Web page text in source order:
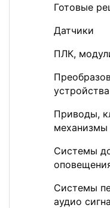
Готовые
Датчики
ПЛК,
Приводы,
механизмы
Системы
Системы
аудио